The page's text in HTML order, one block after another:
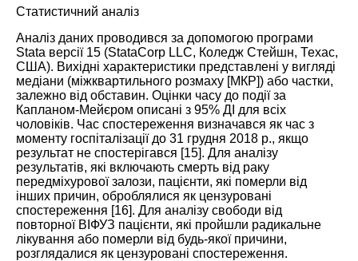
Статистичний аналіз
Аналіз даних проводився за допомогою програми
Stata версії 15 (StataCorp LLC, Коледж Стейшн, Техас,
США). Вихідні характеристики представлені у вигляді
медіани (міжквартильного розмаху [МКР]) або частки,
залежно від обставин. Оцінки часу до події за
Капланом-Мейєром описані з 95% ДІ для всіх
чоловіків. Час спостереження визначався як час з
моменту госпіталізації до 31 грудня 2018 р., якщо
результат не спостерігався [15]. Для аналізу
результатів, які включають смерть від раку
передміхурової залози, пацієнти, які померли від
інших причин, оброблялися як цензуровані
спостереження [16]. Для аналізу свободи від
повторної ВІФУЗ пацієнти, які пройшли радикальне
лікування або померли від будь-якої причини,
розглядалися як цензуровані спостереження.